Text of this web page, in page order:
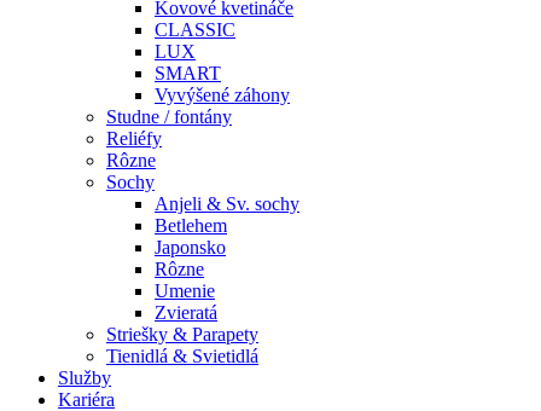
Kovové kvetináče
CLASSIC
LUX
SMART
Vyvýšené záhony
Studne / fontány
Reliéfy
Rôzne
Sochy
Anjeli & Sv. sochy
Betlehem
Japonsko
Rôzne
Umenie
Zvieratá
Striešky & Parapety
Tienidlá & Svietidlá
Služby
Kariéra